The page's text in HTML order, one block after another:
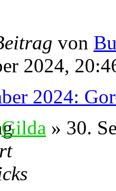
von
2024,
2024:
Gilda » 30.